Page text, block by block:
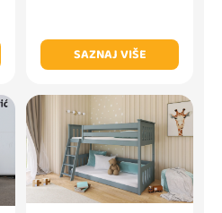
SAZNAJ VIŠE